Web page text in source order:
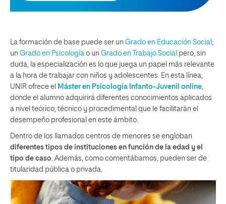
La formación de base puede ser un Grado en Educación Social
un Grado en Psicología o un Grado en Trabajo Social pero, sin
duda, la especialización es lo que juega un papel más relevante
a la hora de trabajar con niños y adolescentes. En esta línea,
UNIR ofrece el Máster en Psicología Infanto-Juvenil online
donde el alumno adquirirá diferentes conocimientos aplicados
a nivel teórico, técnico y procedimental que le facilitarán el
desempeño profesional en este ámbito.
Dentro de los llamados centros de menores se engloban
diferentes tipos de instituciones en función de la edad y el
tipo de caso . Además, como comentábamos, pueden ser de
titularidad pública o privada.